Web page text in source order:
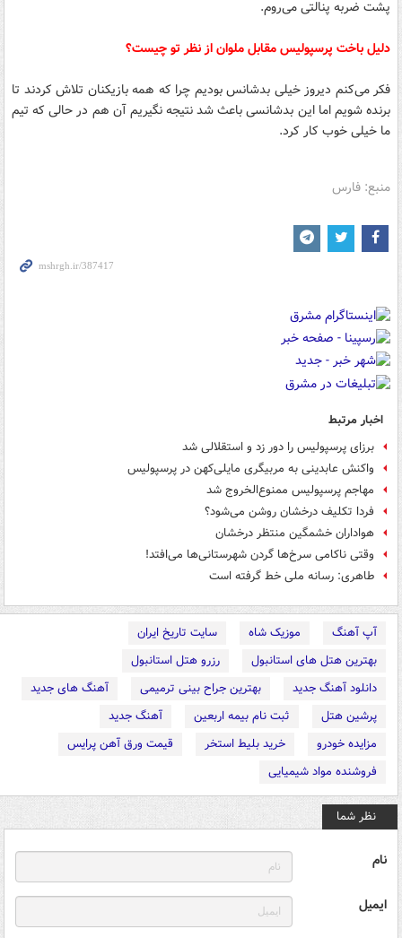
پشت ضربه پنالتی می‌روم.
دلیل باخت پرسپولیس مقابل ملوان از نظر تو چیست؟‌
فکر می‌کنم دیروز خیلی بدشانس بودیم چرا که همه بازیکنان تلاش کردند تا
برنده شویم اما این بدشانسی باعث شد نتیجه نگیریم آن هم در حالی که تیم
ما خیلی خوب کار کرد.
منبع: فارس
اخبار مرتبط
برزای پرسپولیس را دور زد و استقلالی شد
واکنش عابدینی به مربیگری مایلی‌کهن در پرسپولیس
مهاجم پرسپولیس ممنوع‌الخروج شد
فردا تکلیف درخشان روشن می‌شود؟
هواداران خشمگین منتظر درخشان
وقتی‌ ناکامی سرخ‌ها گردن شهرستانی‌ها می‌افتد!
طاهری:‌ رسانه ملی خط گرفته است
آپ آهنگ موزیک شاه
سایت تاریخ ایران
بهترین هتل های استانبول
رزرو هتل استانبول
دانلود آهنگ جدید
بهترین جراح بینی ترمیمی
آهنگ های جدید
پرشین هتل
ثبت نام بیمه اربعین
آهنگ جدید
مزایده خودرو
خرید بلیط استخر
قیمت ورق آهن پرایس
فروشنده مواد شیمیایی
نظر شما
نام
ایمیل